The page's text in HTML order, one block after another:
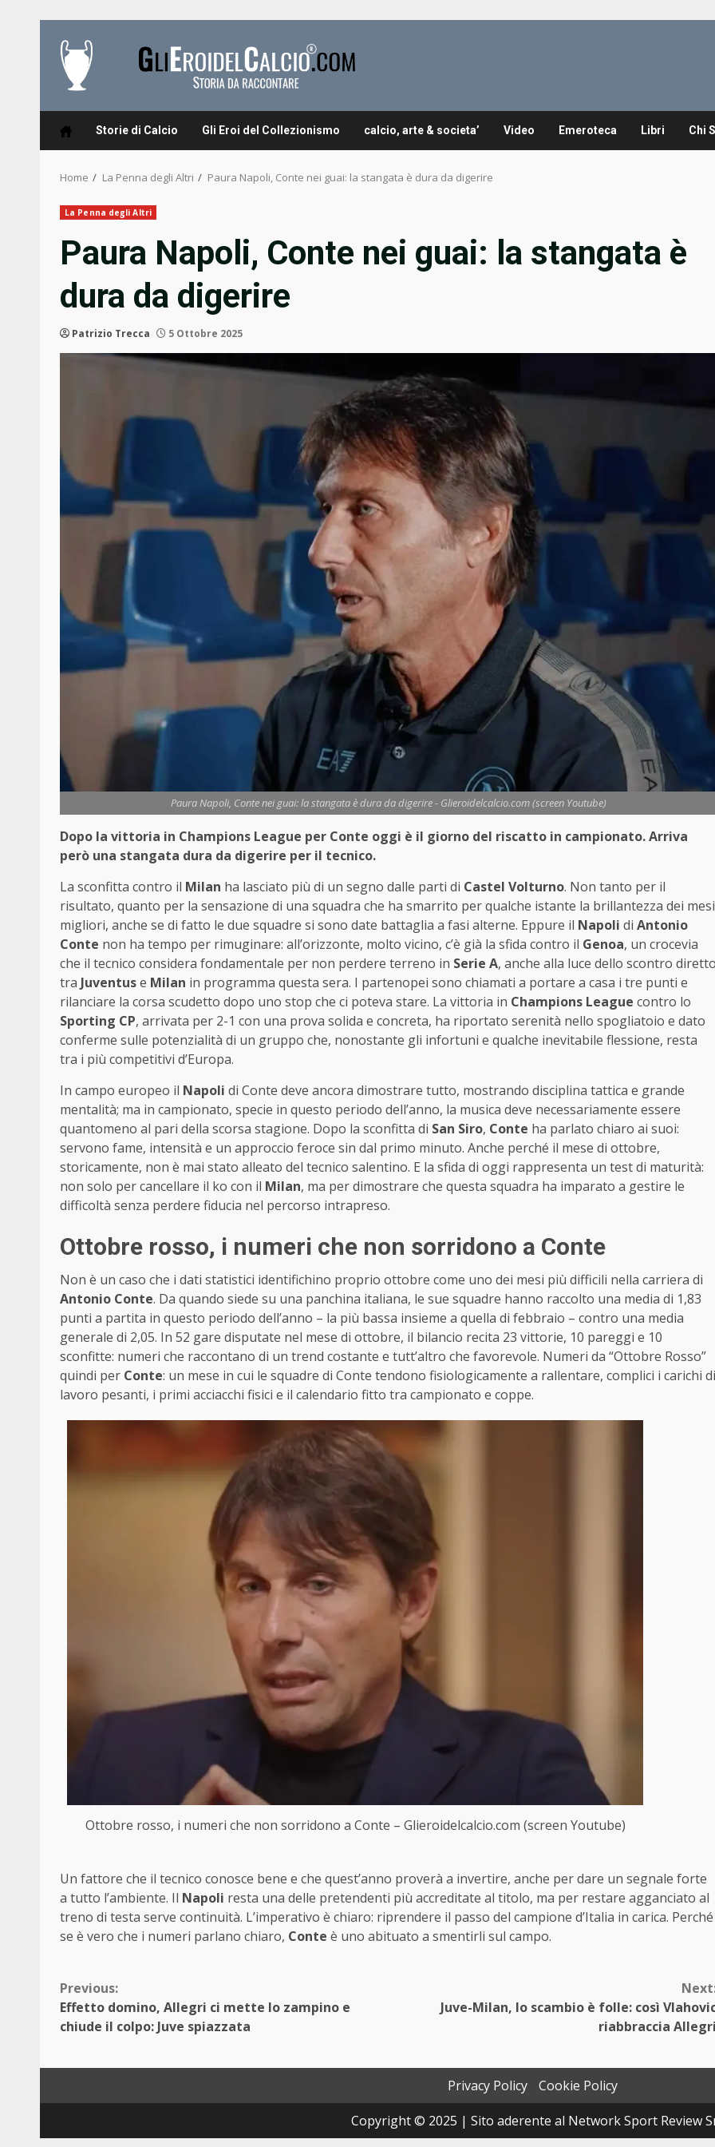
content
Storie di Calcio Gli Eroi del Collezionismo calcio, arte & societa’ Video Emeroteca Libri Chi
Home La Penna degli Altri Paura Napoli, Conte nei guai: la stangata è dura da digerire
La Penna degli Altri
Paura Napoli, Conte nei guai: la stangata è
dura da digerire
Patrizio Trecca 5 Ottobre 2025
Paura Napoli, Conte nei guai: la stangata è dura da digerire - Glieroidelcalcio.com (screen Youtube)
Dopo la vittoria in Champions League per Conte oggi è il giorno del riscatto in campionato. Arriva
però una stangata dura da digerire per il tecnico.
La sconfitta contro il Milan ha lasciato più di un segno dalle parti di Castel Volturno. Non tanto per il
risultato, quanto per la sensazione di una squadra che ha smarrito per qualche istante la brillantezza dei mesi
migliori, anche se di fatto le due squadre si sono date battaglia a fasi alterne. Eppure il Napoli di Antonio
Conte non ha tempo per rimuginare: all’orizzonte, molto vicino, c’è già la sfida contro il Genoa, un crocevia
che il tecnico considera fondamentale per non perdere terreno in Serie A, anche alla luce dello scontro
tra Juventuse Milan in programma questa sera. I partenopei sono chiamati a portare a casa i tre punti e
rilanciare la corsa scudetto dopo uno stop che ci poteva stare. La vittoria in Champions League contro lo
Sporting CP, arrivata per 2-1 con una prova solida e concreta, ha riportato serenità nello spogliatoio e dato
conferme sulle potenzialità di un gruppo che, nonostante gli infortuni e qualche inevitabile flessione, resta
tra i più competitivi d’Europa.
In campo europeo il Napoli di Conte deve ancora dimostrare tutto, mostrando disciplina tattica e grande
mentalità; ma in campionato, specie in questo periodo dell’anno, la musica deve necessariamente essere
quantomeno al pari della scorsa stagione. Dopo la sconfitta di San Siro, Conte ha parlato chiaro ai suoi:
servono fame, intensità e un approccio feroce sin dal primo minuto. Anche perché il mese di ottobre,
storicamente, non è mai stato alleato del tecnico salentino. E la sfida di oggi rappresenta un test di maturità:
non solo per cancellare il ko con il Milan, ma per dimostrare che questa squadra ha imparato a gestire le
difficoltà senza perdere fiducia nel percorso intrapreso.
Ottobre rosso, i numeri che non sorridono a Conte
Non è un caso che i dati statistici identifichino proprio ottobre come uno dei mesi più difficili nella carriera di
Antonio Conte. Da quando siede su una panchina italiana, le sue squadre hanno raccolto una media di 1,83
punti a partita in questo periodo dell’anno – la più bassa insieme a quella di febbraio – contro una media
generale di 2,05. In 52 gare disputate nel mese di ottobre, il bilancio recita 23 vittorie, 10 pareggi e 10
sconfitte: numeri che raccontano di un trend costante e tutt’altro che favorevole. Numeri da “Ottobre Rosso”
quindi per Conte: un mese in cui le squadre di Conte tendono fisiologicamente a rallentare, complici i carichi di
lavoro pesanti, i primi acciacchi fisici e il calendario fitto tra campionato e coppe.
Ottobre rosso, i numeri che non sorridono a Conte – Glieroidelcalcio.com (screen Youtube)
Un fattore che il tecnico conosce bene e che quest’anno proverà a invertire, anche per dare un segnale forte
a tutto l’ambiente. Il Napoli resta una delle pretendenti più accreditate al titolo, ma per restare agganciato al
treno di testa serve continuità. L’imperativo è chiaro: riprendere il passo del campione d’Italia in carica. Perché
se è vero che i numeri parlano chiaro, Conte è uno abituato a smentirli sul campo.
Continue
Reading
Previous:
Effetto domino, Allegri ci mette lo zampino e
chiude il colpo: Juve spiazzata
Juve-Milan, lo scambio è folle: così
riabbraccia
Privacy Policy
Cookie Policy
Copyright © 2025 | Sito aderente al Network Sport Review